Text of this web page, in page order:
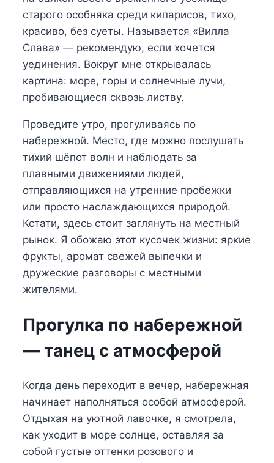
старого особняка среди кипарисов, тихо,
красиво, без суеты. Называется «Вилла
Слава» — рекомендую, если хочется
уединения. Вокруг мне открывалась
картина: море, горы и солнечные лучи,
пробивающиеся сквозь листву.
Проведите утро, прогуливаясь по
набережной. Место, где можно послушать
тихий шёпот волн и наблюдать за
плавными движениями людей,
отправляющихся на утренние пробежки
или просто наслаждающихся природой.
Кстати, здесь стоит заглянуть на местный
рынок. Я обожаю этот кусочек жизни: яркие
фрукты, аромат свежей выпечки и
дружеские разговоры с местными
жителями.
Прогулка по набережной
— танец с атмосферой
Когда день переходит в вечер, набережная
начинает наполняться особой атмосферой.
Отдыхая на уютной лавочке, я смотрела,
как уходит в море солнце, оставляя за
собой густые оттенки розового и